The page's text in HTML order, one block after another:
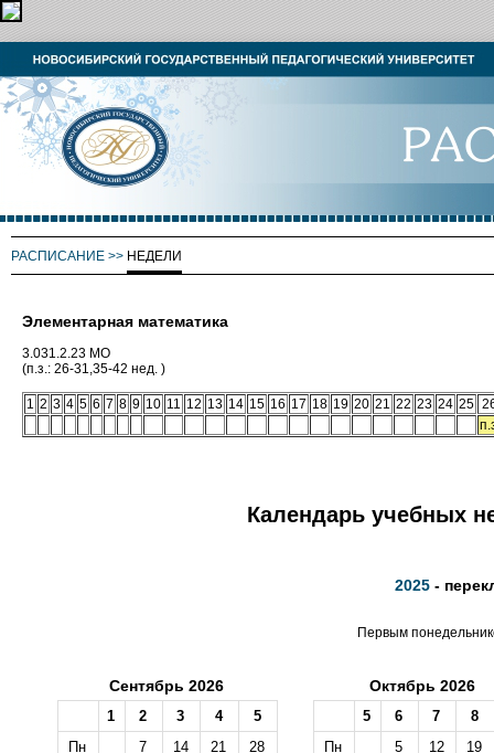
РАСПИСАНИЕ >> НЕДЕЛИ
Элементарная математика
3.031.2.23 МО
(п.з.: 26-31,35-42 нед. )
1 2 3 4 5 6 7 8 9 10 11 12 13 14 15 16 17 18 19 20 21 22 23 24 25
Календарь учебных
2025 -
Первым
Сентябрь 2026
1 2 3 4
5
Пн
7 14 21
28
Октябрь 2026
5 6 7
8
Пн
5 12
19